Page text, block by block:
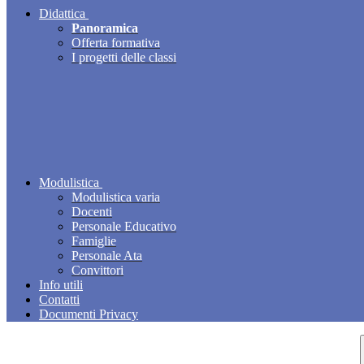
Didattica
Panoramica
Offerta formativa
I progetti delle classi
Modulistica
Modulistica varia
Docenti
Personale Educativo
Famiglie
Personale Ata
Convittori
Info utili
Contatti
Documenti Privacy